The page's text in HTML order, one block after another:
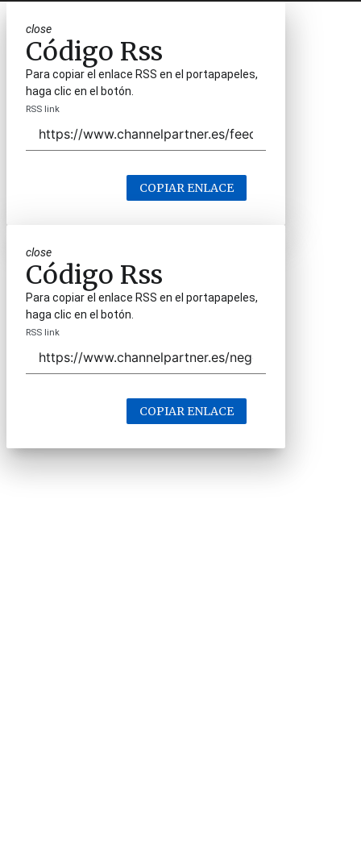
close
Código Rss
Para copiar el enlace RSS en el portapapeles,
haga clic en el botón.
RSS link
COPIAR ENLACE
close
Código Rss
Para copiar el enlace RSS en el portapapeles,
haga clic en el botón.
RSS link
COPIAR ENLACE